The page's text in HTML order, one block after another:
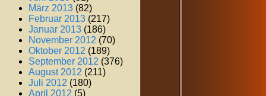
März 2013 (82)
Februar 2013 (217)
Januar 2013 (186)
November 2012 (70)
Oktober 2012 (189)
September 2012 (376)
August 2012 (211)
Juli 2012 (180)
April 2012 (5)